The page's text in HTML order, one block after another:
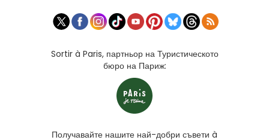
Sortir à Paris, партньор на Туристическото
бюро на Париж:
Получавайте нашите най-добри съвети à